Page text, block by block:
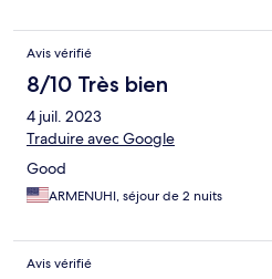
Avis vérifié
8/10 Très bien
4 juil. 2023
Traduire avec Google
Good
ARMENUHI, séjour de 2 nuits
Avis vérifié